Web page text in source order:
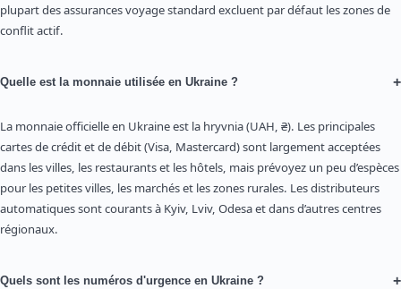
plupart des assurances voyage standard excluent par défaut les zones de
conflit actif.
Quelle est la monnaie utilisée en Ukraine ? +
La monnaie officielle en Ukraine est la hryvnia (UAH, ₴). Les principales
cartes de crédit et de débit (Visa, Mastercard) sont largement acceptées
dans les villes, les restaurants et les hôtels, mais prévoyez un peu d’espèces
pour les petites villes, les marchés et les zones rurales. Les distributeurs
automatiques sont courants à Kyiv, Lviv, Odesa et dans d’autres centres
régionaux.
Quels sont les numéros d'urgence en Ukraine ? +